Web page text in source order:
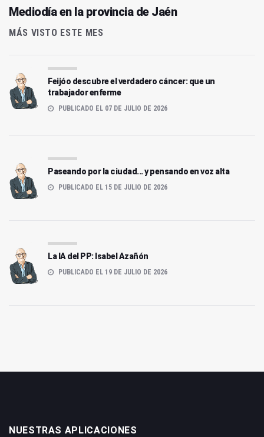
Mediodía en la provincia de Jaén
MÁS VISTO ESTE MES
Feijóo descubre el verdadero cáncer: que un
trabajador enferme
PUBLICADO EL 07 DE JULIO DE 2026
Paseando por la ciudad... y pensando en voz alta
PUBLICADO EL 15 DE JULIO DE 2026
La IA del PP: Isabel Azañón
PUBLICADO EL 19 DE JULIO DE 2026
NUESTRAS APLICACIONES